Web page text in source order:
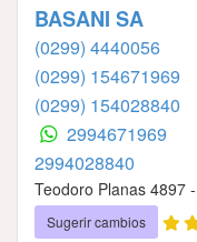
BASANI SA
(0299) 4440056
(0299) 154671969
(0299) 154028840
2994671969
2994028840
Teodoro Planas 4897
Sugerir cambios